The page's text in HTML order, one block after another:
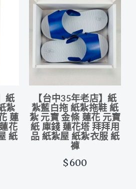
紙
紮
蓮
花
紙
【台中35年老店】紙
紮藍白拖 紙紮拖鞋 紙
紮 元寶 金條 蓮花 元寶
紙 庫錢 蓮花塔 拜拜用
品 紙紮屋 紙紮衣服 紙
褲
$600